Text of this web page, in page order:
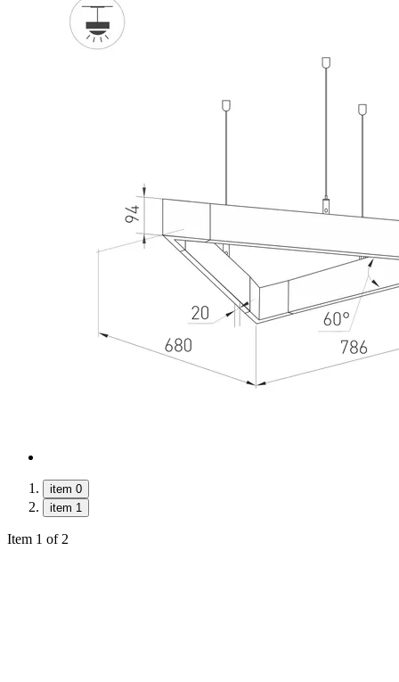
item 0
item 1
Item 1 of 2